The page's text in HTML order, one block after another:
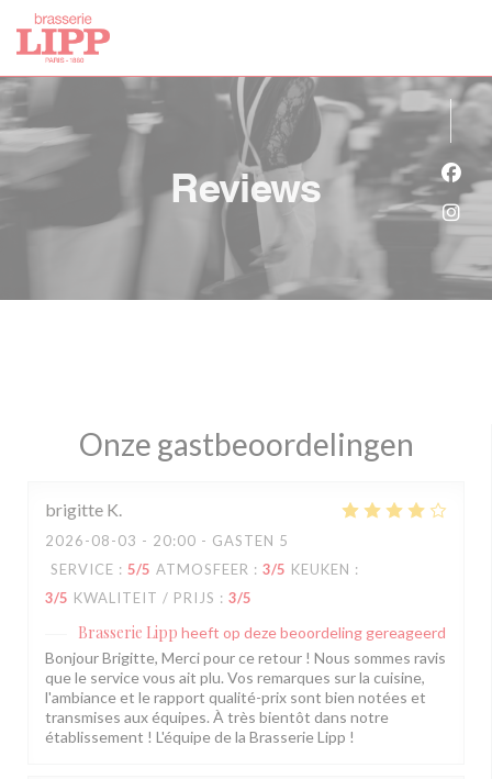
Cookies beheer paneel
Reviews
Onze gastbeoordelingen
brigitte K
2026-08-03 - 20:00 - GASTEN 5
SERVICE : 5/5 ATMOSFEER : 3/5 KEUKEN :
3/5 KWALITEIT / PRIJS : 3/5
Brasserie Lipp heeft op deze beoordeling gereageerd
Bonjour Brigitte, Merci pour ce retour ! Nous sommes ravis
que le service vous ait plu. Vos remarques sur la cuisine,
l'ambiance et le rapport qualité-prix sont bien notées et
transmises aux équipes. À très bientôt dans notre
établissement ! L'équipe de la Brasserie Lipp !